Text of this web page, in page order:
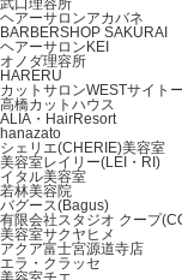
ヘアーサロンアカバネ
BARBERSHOP SAKURAI
ヘアーサロンKEI
オノダ理容所
HARERU
カットサロンWESTサイトー
高橋カットハウス
ALIA・HairResort
hanazato
シェリエ(CHERIE)美容室
美容室レイリー(LEI・RI)
イタル美容室
若林美容院
バグース(Bagus)
有限会社スタジオ クープ
美容室サクヤヒメ
アクア富士宮源道寺店
エラ・クラッセ